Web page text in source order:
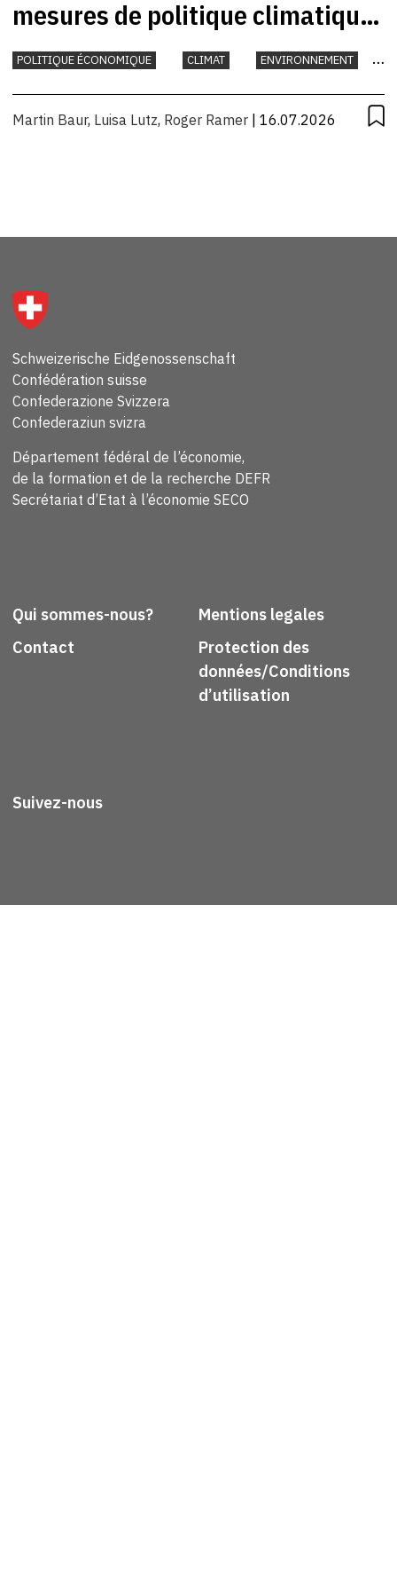
mesures de politique climatique
prises par la Suisse?
POLITIQUE ÉCONOMIQUE CLIMAT
ENVIRONNEMENT
Martin Baur, Luisa Lutz, Roger Ramer | 16.07.2026
Schweizerische Eidgenossenschaft
Confédération suisse
Confederazione Svizzera
Confederaziun svizra
Département fédéral de l’économie,
de la formation et de la recherche DEFR
Secrétariat d’Etat à l’économie SECO
Qui sommes-nous?
Contact
Mentions legales
Protection des
données/Conditions
d’utilisation
Suivez-nous